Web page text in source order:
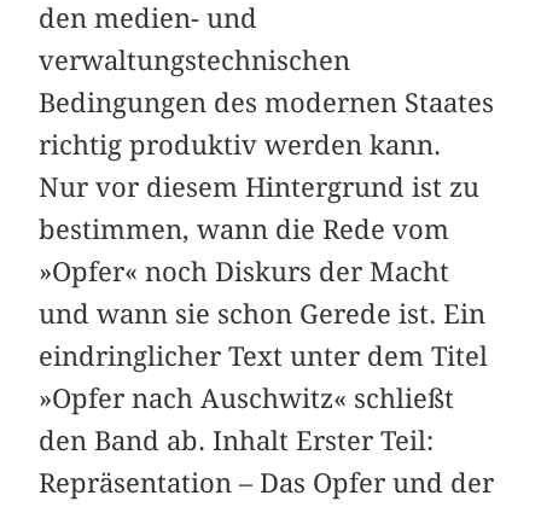
den medien- und
verwaltungstechnischen
Bedingungen des modernen Staates
richtig produktiv werden kann.
Nur vor diesem Hintergrund ist zu
bestimmen, wann die Rede vom
»Opfer« noch Diskurs der Macht
und wann sie schon Gerede ist. Ein
eindringlicher Text unter dem Titel
»Opfer nach Auschwitz« schließt
den Band ab. Inhalt Erster Teil:
Repräsentation – Das Opfer und der